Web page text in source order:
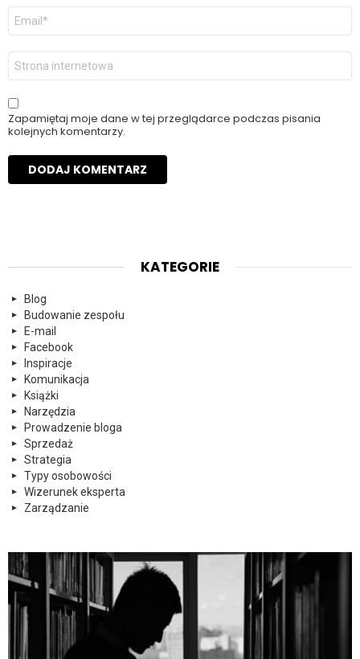
Adres
email
*
Witryna
internetowa
Zapamiętaj moje dane w tej przeglądarce podczas pisania
kolejnych komentarzy.
KATEGORIE
Blog
Budowanie zespołu
E-mail
Facebook
Inspiracje
Komunikacja
Książki
Narzędzia
Prowadzenie bloga
Sprzedaż
Strategia
Typy osobowości
Wizerunek eksperta
Zarządzanie